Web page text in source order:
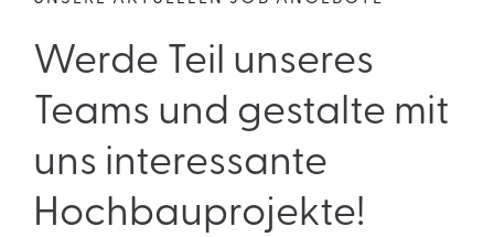
Werde Teil unseres
Teams und gestalte mit
uns interessante
Hochbauprojekte!